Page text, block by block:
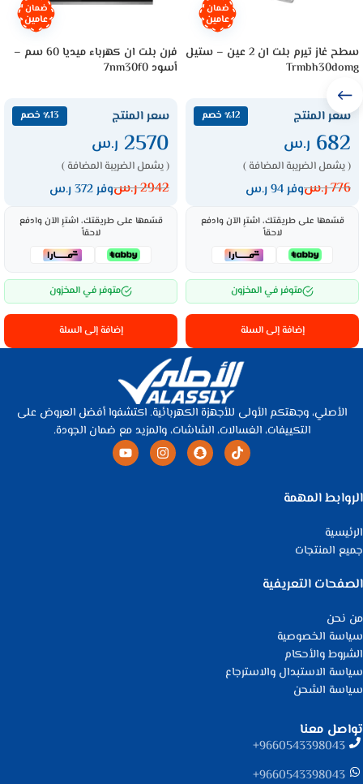
ضمان
عامين
سطح غاز تيرم بلت ان 2 عين – ستيل
Trmbh30domg
سعر المنتج ٪12 خصم
682 ر.س
( يشمل الضريبة المضافة )
776ر.سوفر 94 ر.س
قسّمها على طريقتك، اشترِ الآن وادفع
لاحقاً
متوفر في المخزون
إضافة إلى السلة
ضمان
عامين
فرن بلت ان كهرباء ميديا 60 سم –
أسود 7nm30f0
سعر المنتج ٪13 خصم
2570 ر.س
( يشمل الضريبة المضافة )
2942ر.سوفر 372 ر.س
قسّمها على طريقتك، اشترِ الآن وادفع
لاحقاً
متوفر في المخزون
إضافة إلى السلة
الأصلي، وجهتكم الأولى للأجهزة الكهربائية. اكتشفوا أفضل العروض على
التكييفات، الغسالات، الشاشات، والمزيد مع ضمان الجودة.
الروابط المهمة
الرئيسية
جميع المنتجات
الصفحات التعريفية
من نحن
سياسة الخصوصية
الشروط والأحكام
سياسة الاستبدال والاسترجاع
سياسة الشحن
تواصل معنا
9660543398043⁩+
9660543398043⁩+